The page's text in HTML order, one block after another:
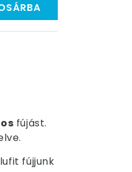
fújást.
fújjunk